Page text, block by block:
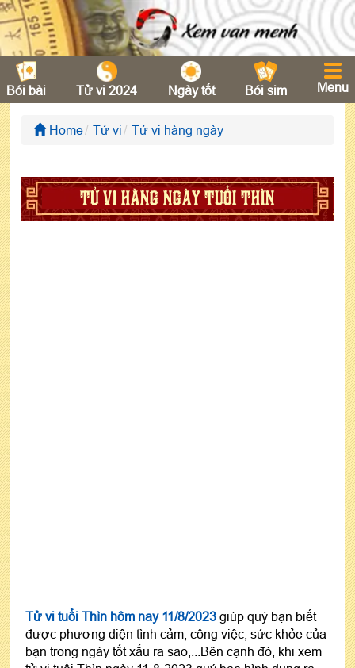
Bói bài Tử vi 2024 Ngày tốt Bói sim Menu
Home Tử vi Tử vi hàng ngày
TỬ VI HÀNG NGÀY TUỔI THÌN
Tử vi tuổi Thìn hôm nay 11/8/2023 giúp quý bạn biết
được phương diện tình cảm, công việc, sức khỏe của
bạn trong ngày tốt xấu ra sao,...Bên cạnh đó, khi xem